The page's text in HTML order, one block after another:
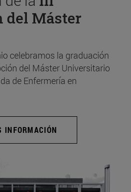
del Máster
celebramos la graduación
del Máster Universitario
de Enfermería en
INFORMACIÓN